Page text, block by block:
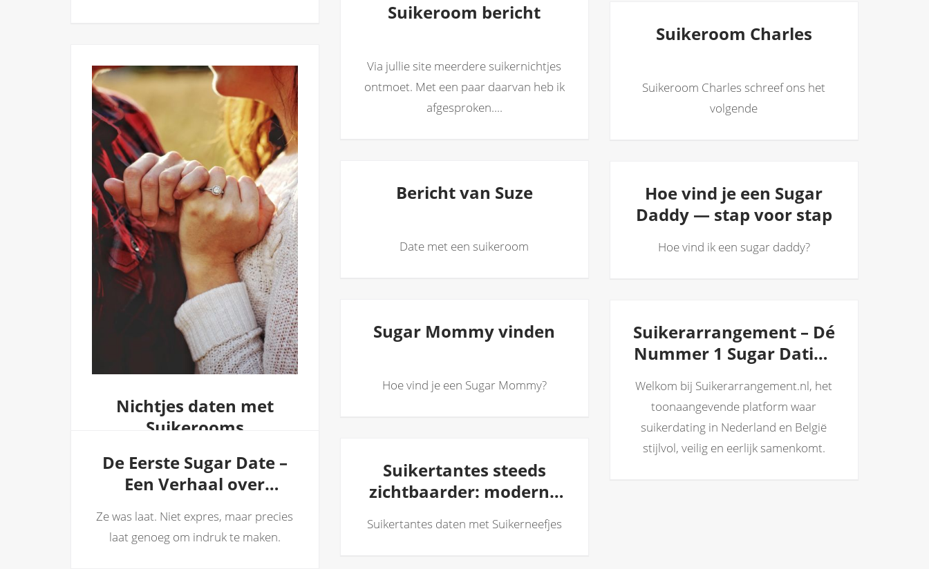
Suikeroom bericht
Via jullie site meerdere suikernichtjes
ontmoet. Met een paar daarvan heb ik
afgesproken....
Suikeroom Charles
Suikeroom Charles schreef ons het
volgende
Nichtjes daten met
Suikerooms
Nichtjes daten met Suikerooms, klik
hier om meer te lezen
Bericht van Suze
Date met een suikeroom
Hoe vind je een Sugar
Daddy — stap voor stap
Hoe vind ik een sugar daddy?
Sugar Mommy vinden
Hoe vind je een Sugar Mommy?
Suikerarrangement – Dé
Nummer 1 Sugar Dating
Welkom bij Suikerarrangement.nl, het
toonaangevende platform waar
suikerdating in Nederland en België
stijlvol, veilig en eerlijk samenkomt.
De Eerste Sugar Date –
Een Verhaal over
Vertrouwen en
Duidelijkheid
Ze was laat. Niet expres, maar precies
laat genoeg om indruk te maken.
Suikertantes steeds
zichtbaarder: moderne
voor hun eigen geluk
Suikertantes daten met Suikerneefjes